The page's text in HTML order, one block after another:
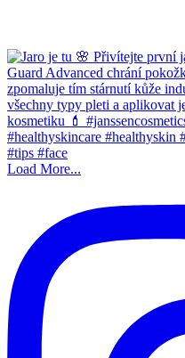
Load More...